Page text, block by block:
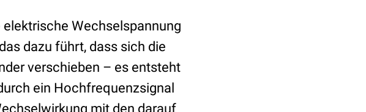
Wechselspannung
dazu führt, dass sich die
verschieben – es entsteht
ein Hochfrequenzsignal
mit den darauf